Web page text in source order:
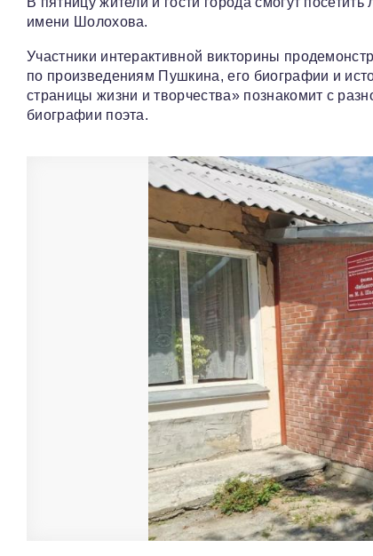
имени Шолохова.
Участники интерактивной викторины
по произведениям Пушкина, его биографии и
страницы жизни и творчества» познакомит с
биографии поэта.